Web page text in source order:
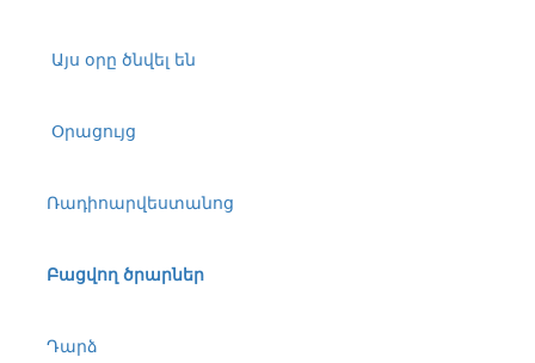
Այս օրը ծնվել են
Օրացույց
Ռադիոարվեստանոց
Բացվող ծրարներ
Դարձ